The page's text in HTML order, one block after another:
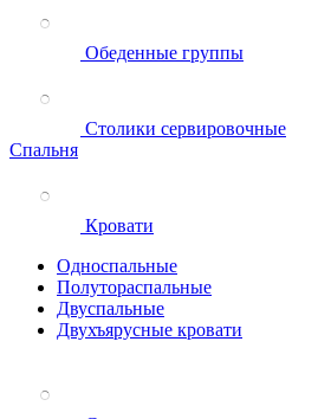
Обеденные группы
Столики сервировочные
Спальня
Кровати
Односпальные
Полутораспальные
Двуспальные
Двухъярусные кровати